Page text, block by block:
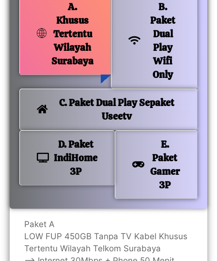
A.
Khusus
Tertentu
Wilayah
Surabaya
B.
Paket
Dual
Play
Wifi
Only
C. Paket Dual Play Sepaket
Useetv
D. Paket
IndiHome
3P
E.
Paket
Gamer
3P
Paket A
LOW FUP 450GB Tanpa TV Kabel Khusus
Tertentu Wilayah Telkom Surabaya